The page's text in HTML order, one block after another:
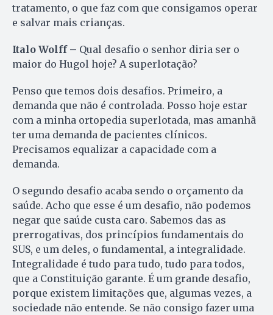
tratamento, o que faz com que consigamos operar
e salvar mais crianças.
Italo Wolff – Qual desafio o senhor diria ser o
maior do Hugol hoje? A superlotação?
Penso que temos dois desafios. Primeiro, a
demanda que não é controlada. Posso hoje estar
com a minha ortopedia superlotada, mas amanhã
ter uma demanda de pacientes clínicos.
Precisamos equalizar a capacidade com a
demanda.
O segundo desafio acaba sendo o orçamento da
saúde. Acho que esse é um desafio, não podemos
negar que saúde custa caro. Sabemos das as
prerrogativas, dos princípios fundamentais do
SUS, e um deles, o fundamental, a integralidade.
Integralidade é tudo para tudo, tudo para todos,
que a Constituição garante. É um grande desafio,
porque existem limitações que, algumas vezes, a
sociedade não entende. Se não consigo fazer uma